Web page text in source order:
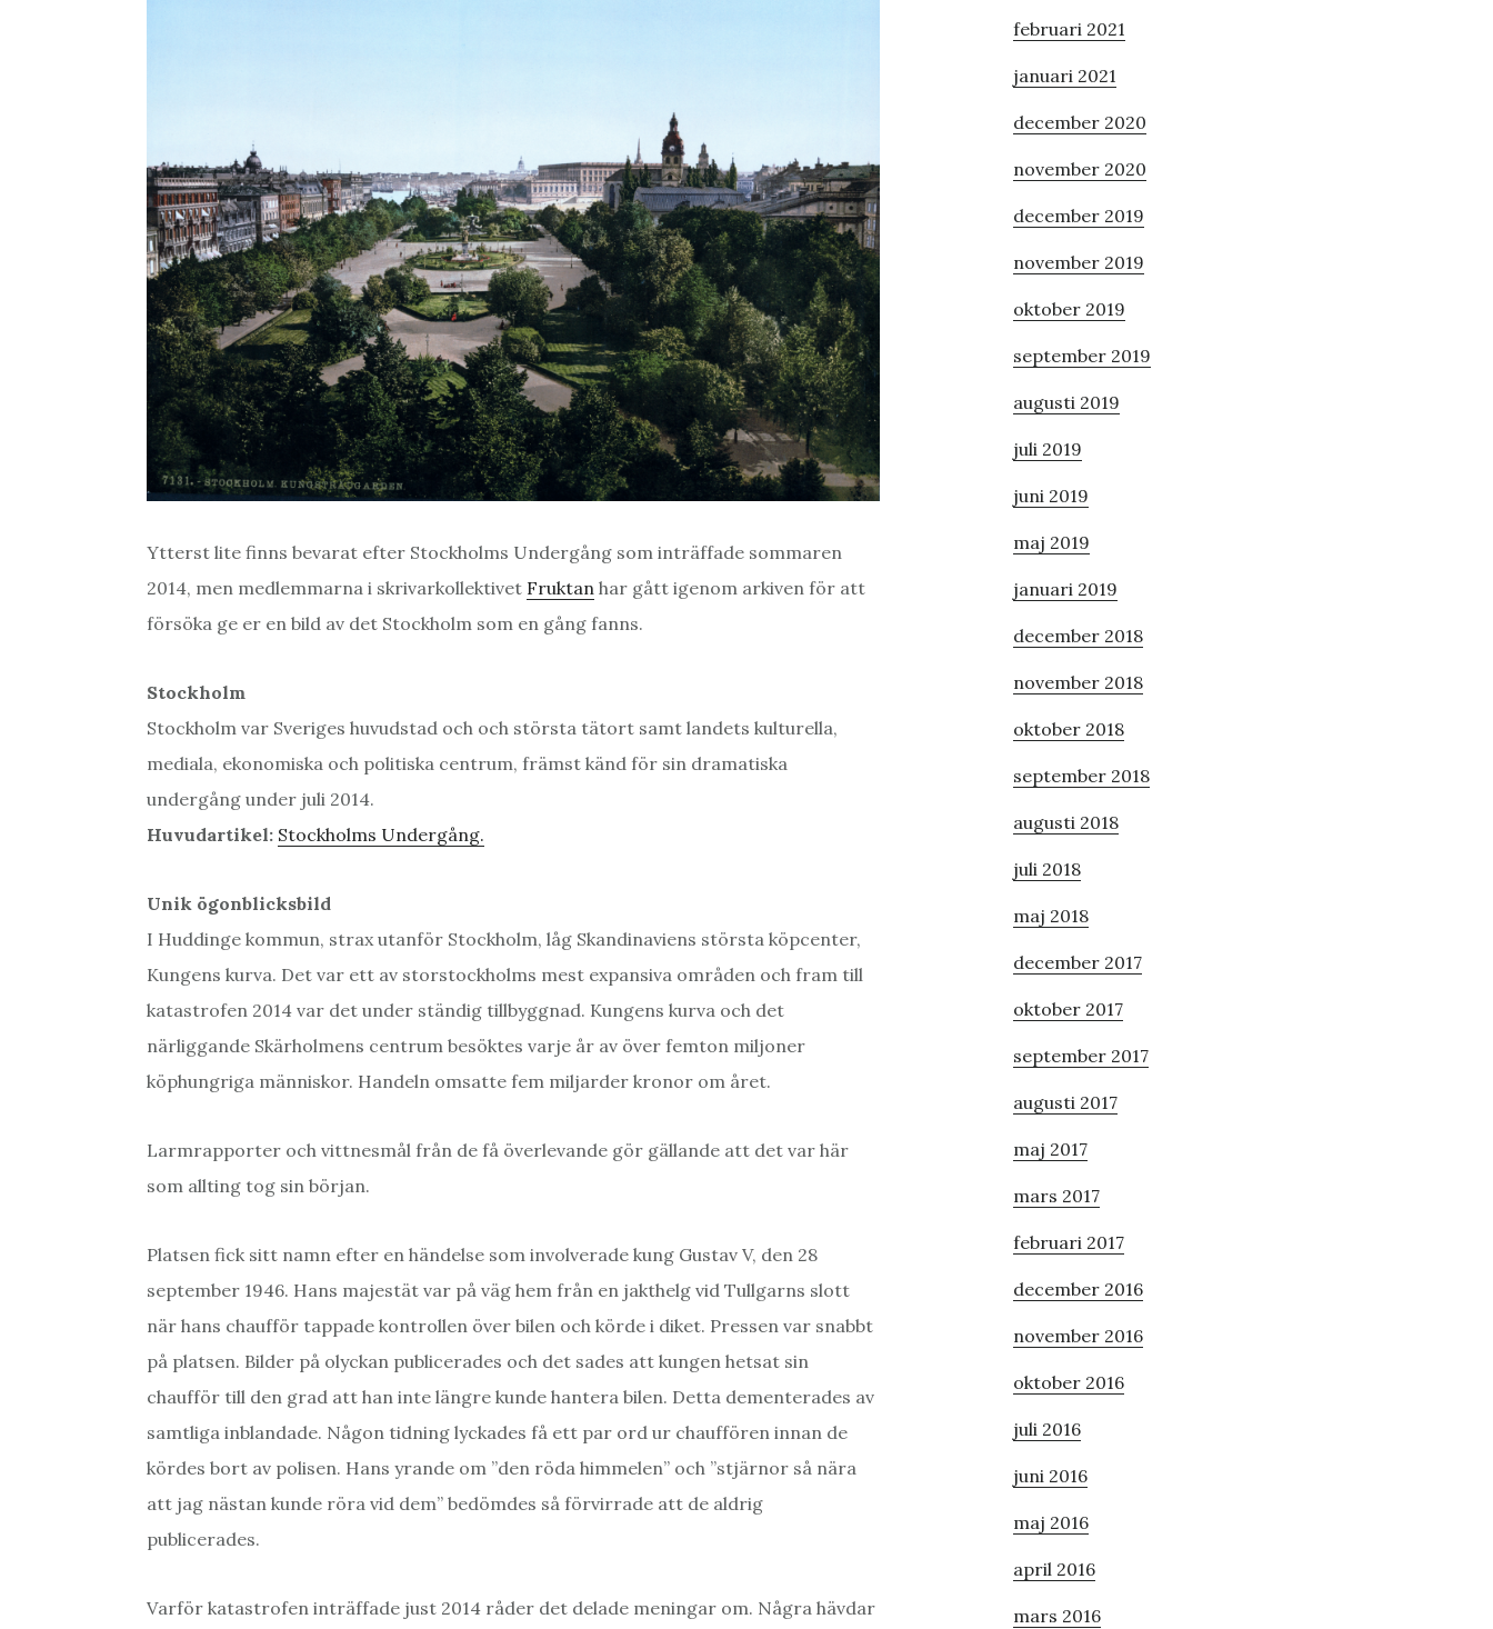
Ytterst lite finns bevarat efter Stockholms Undergång som inträffade sommaren
2014, men medlemmarna i skrivarkollektivet Fruktan har gått igenom arkiven för att
försöka ge er en bild av det Stockholm som en gång fanns.
Stockholm
Stockholm var Sveriges huvudstad och och största tätort samt landets kulturella,
mediala, ekonomiska och politiska centrum, främst känd för sin dramatiska
undergång under juli 2014.
Huvudartikel: Stockholms Undergång.
Unik ögonblicksbild
I Huddinge kommun, strax utanför Stockholm, låg Skandinaviens största köpcenter,
Kungens kurva. Det var ett av storstockholms mest expansiva områden och fram till
katastrofen 2014 var det under ständig tillbyggnad. Kungens kurva och det
närliggande Skärholmens centrum besöktes varje år av över femton miljoner
köphungriga människor. Handeln omsatte fem miljarder kronor om året.
Larmrapporter och vittnesmål från de få överlevande gör gällande att det var här
som allting tog sin början.
Platsen fick sitt namn efter en händelse som involverade kung Gustav V, den 28
september 1946. Hans majestät var på väg hem från en jakthelg vid Tullgarns slott
när hans chaufför tappade kontrollen över bilen och körde i diket. Pressen var snabbt
på platsen. Bilder på olyckan publicerades och det sades att kungen hetsat sin
chaufför till den grad att han inte längre kunde hantera bilen. Detta dementerades av
samtliga inblandade. Någon tidning lyckades få ett par ord ur chauffören innan de
kördes bort av polisen. Hans yrande om ”den röda himmelen” och ”stjärnor så nära
att jag nästan kunde röra vid dem” bedömdes så förvirrade att de aldrig
publicerades.
Varför katastrofen inträffade just 2014 råder det delade meningar om. Några hävdar
februari 2021
januari 2021
december 2020
november 2020
december 2019
november 2019
oktober 2019
september 2019
augusti 2019
juli 2019
juni 2019
maj 2019
januari 2019
december 2018
november 2018
oktober 2018
september 2018
augusti 2018
juli 2018
maj 2018
december 2017
oktober 2017
september 2017
augusti 2017
maj 2017
mars 2017
februari 2017
december 2016
november 2016
oktober 2016
juli 2016
juni 2016
maj 2016
april 2016
mars 2016